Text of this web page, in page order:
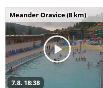
Meander Oravice (8 km)
7.8. 18:38